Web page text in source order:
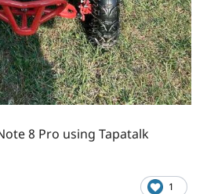
8 Pro using Tapatalk
1